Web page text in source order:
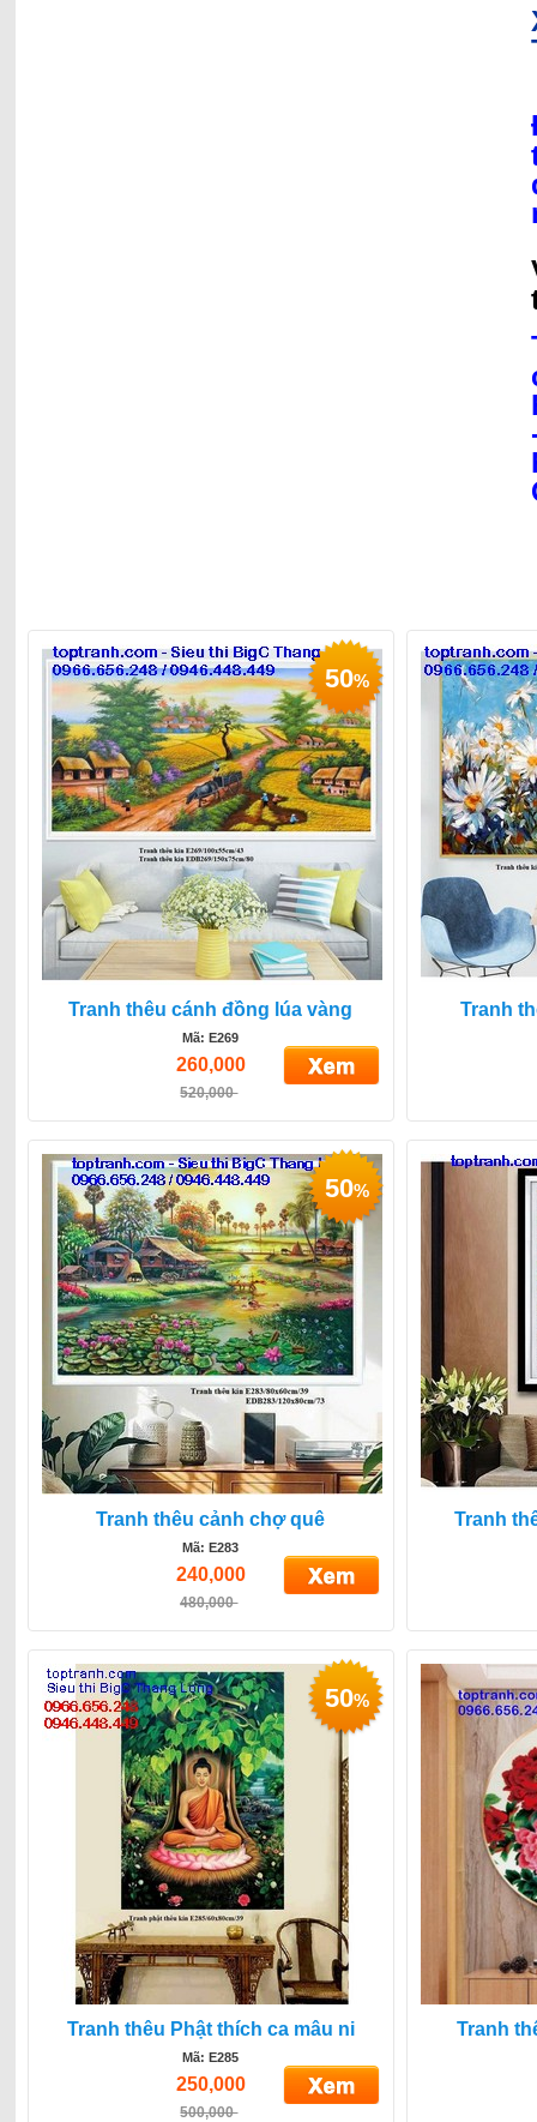
Tranh thêu cánh đồng lúa vàng
Mã: E269
260,000
520,000
50%
Tranh
Tranh thêu cảnh chợ quê
Mã: E283
240,000
480,000
50%
Tranh
Tranh thêu Phật thích ca mâu ni
Mã: E285
250,000
500,000
50%
Tranh